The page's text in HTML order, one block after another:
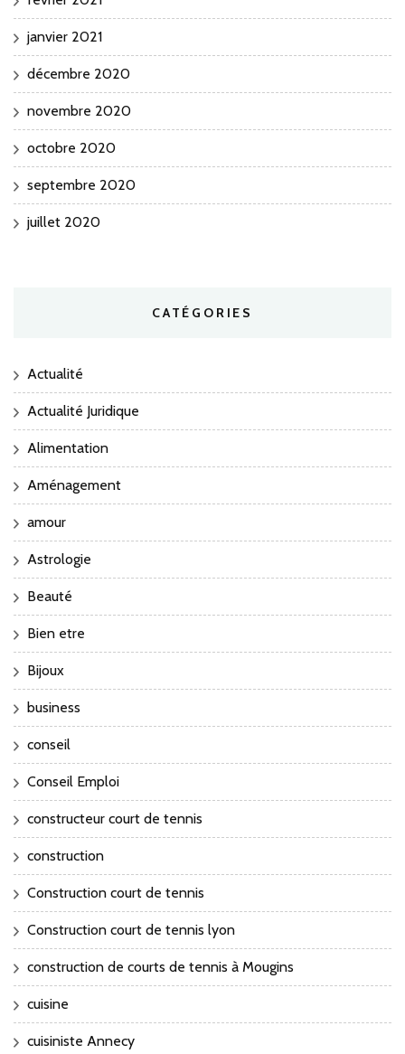
janvier 2021
décembre 2020
novembre 2020
octobre 2020
septembre 2020
juillet 2020
CATÉGORIES
Actualité
Actualité Juridique
Alimentation
Aménagement
amour
Astrologie
Beauté
Bien etre
Bijoux
business
conseil
Conseil Emploi
constructeur court de tennis
construction
Construction court de tennis
Construction court de tennis lyon
construction de courts de tennis à Mougins
cuisine
cuisiniste Annecy